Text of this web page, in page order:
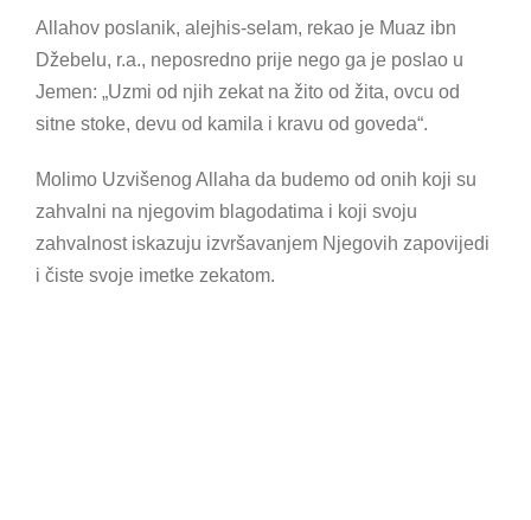
Allahov poslanik, alejhis-selam, rekao je Muaz ibn
Džebelu, r.a., neposredno prije nego ga je poslao u
Jemen: „Uzmi od njih zekat na žito od žita, ovcu od
sitne stoke, devu od kamila i kravu od goveda“.
Molimo Uzvišenog Allaha da budemo od onih koji su
zahvalni na njegovim blagodatima i koji svoju
zahvalnost iskazuju izvršavanjem Njegovih zapovijedi
i čiste svoje imetke zekatom.